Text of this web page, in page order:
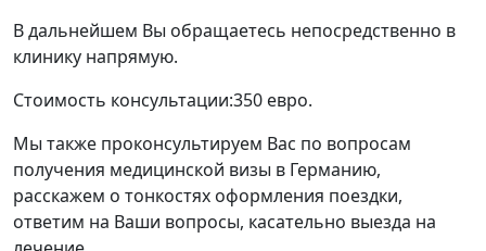
В дальнейшем Вы обращаетесь непосредственно в
клинику напрямую.
Стоимость консультации:350 евро.
Мы также проконсультируем Вас по вопросам
получения медицинской визы в Германию,
расскажем о тонкостях оформления поездки,
ответим на Ваши вопросы, касательно выезда на